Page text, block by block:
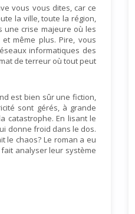
vous vous dites, car ce
la ville, toute la région,
une crise majeure où les
même plus. Pire, vous
informatiques des
de terreur où tout peut
est bien sûr une fiction,
sont gérés, à grande
catastrophe. En lisant le
donne froid dans le dos.
le chaos? Le roman a eu
analyser leur système